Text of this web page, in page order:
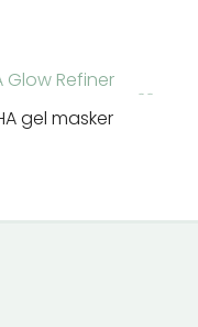
gel masker